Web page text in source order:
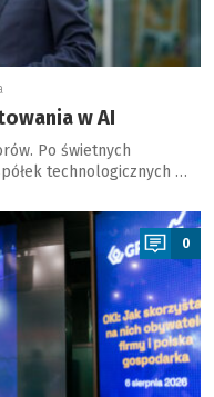
w AI
Po świetnych
technologicznych …
0